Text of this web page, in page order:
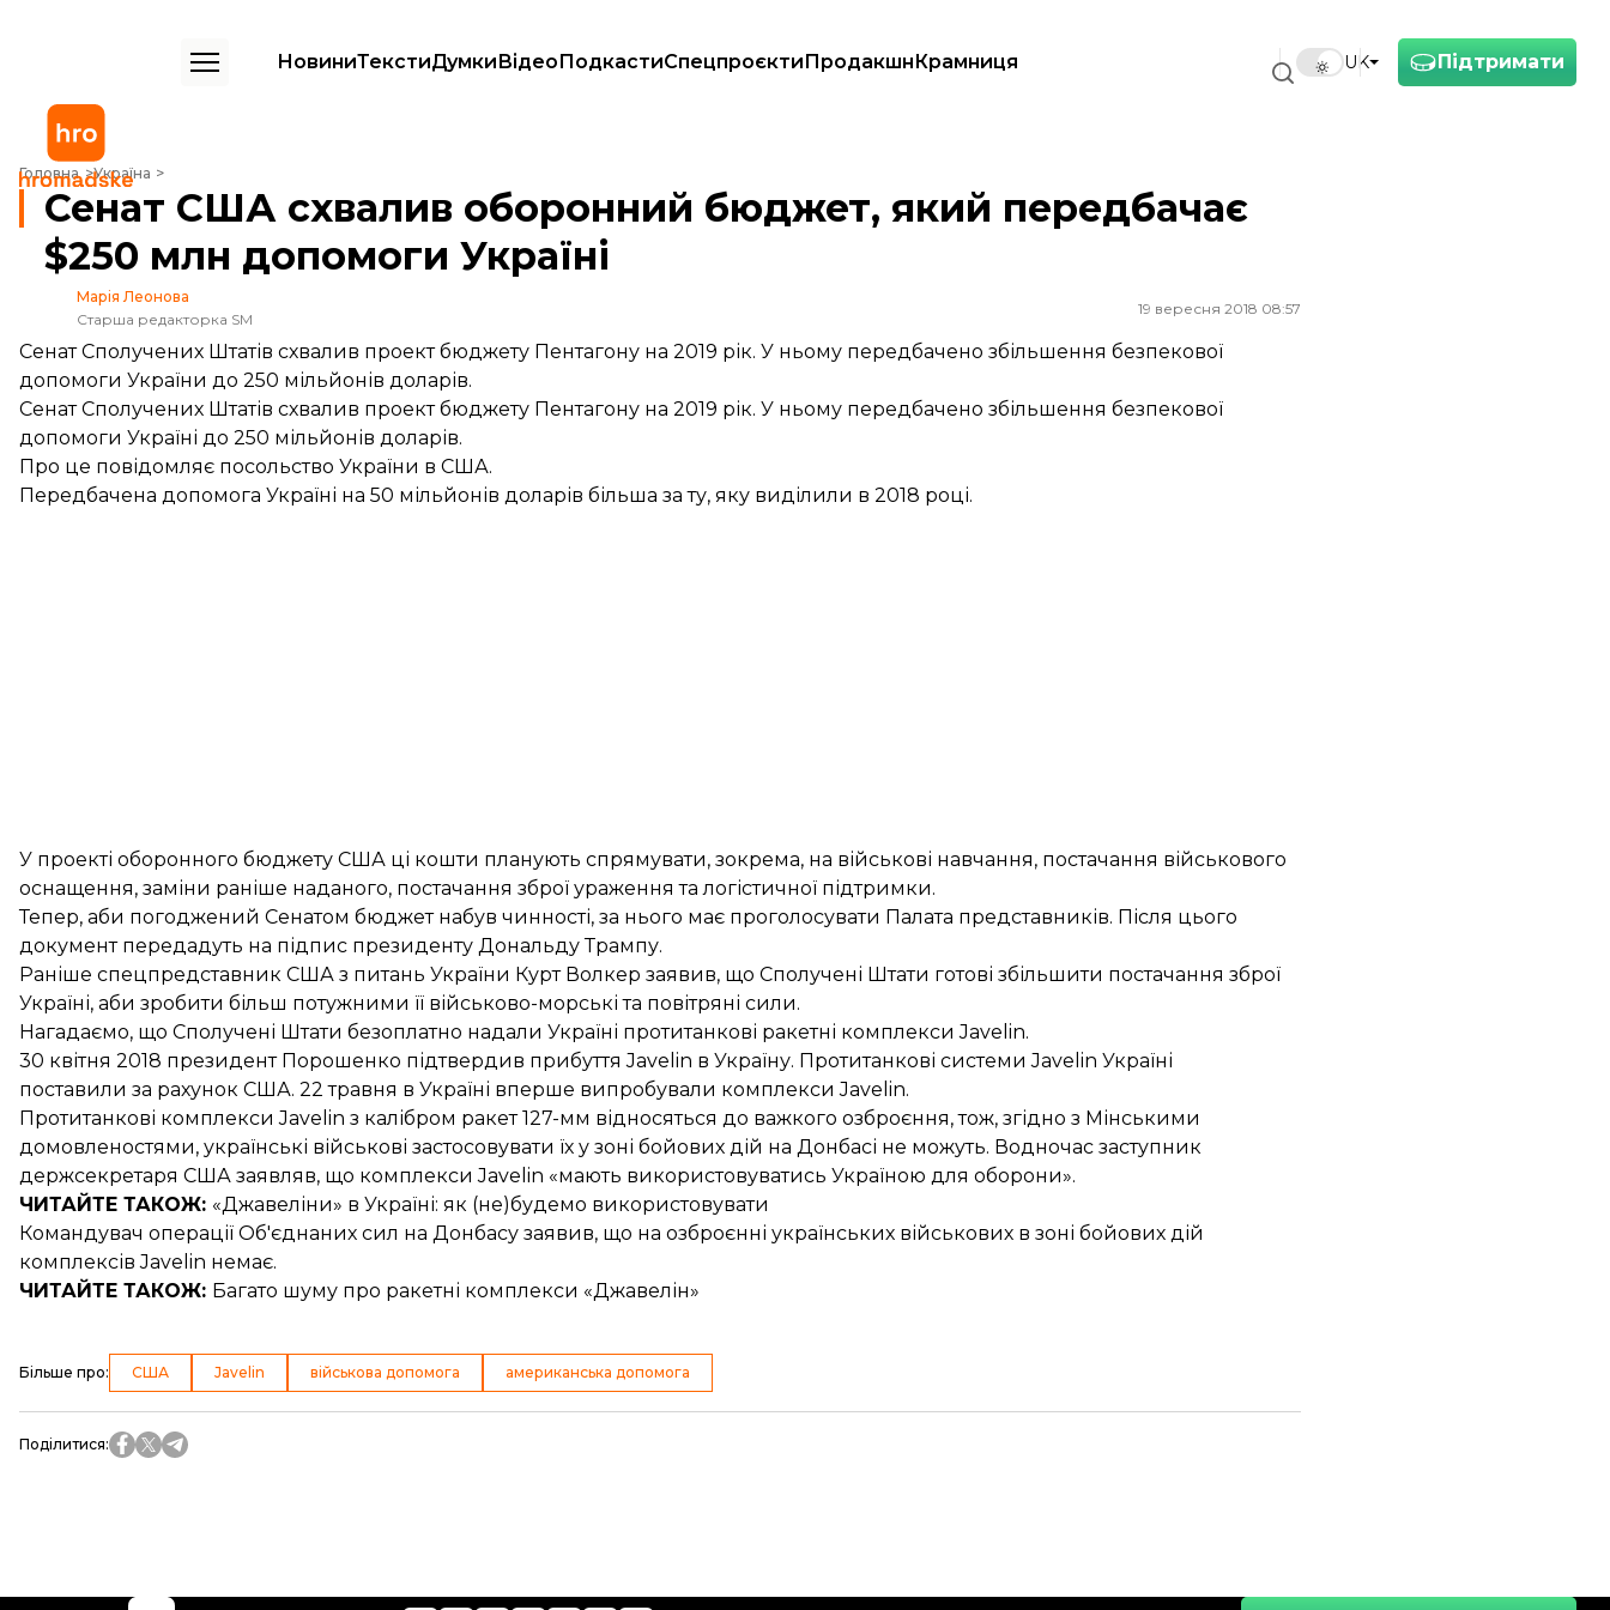
Підтримати
UK
НовиниТекстиДумкиВідеоПодкастиСпецпроєктиПродакшнКрамниця
Головна Україна
Сенат США схвалив оборонний бюджет, який передбачає $250 млн допомоги Україні
Сенат США схвалив оборонний бюджет, який передбачає
$250 млн допомоги Україні
Марія Леонова
Старша редакторка SM
19 вересня 2018 08:57
Сенат Сполучених Штатів схвалив проект бюджету Пентагону на 2019 рік. У ньому передбачено збільшення безпекової
допомоги України до 250 мільйонів доларів.
Сенат Сполучених Штатів схвалив проект бюджету Пентагону на 2019 рік. У ньому передбачено збільшення безпекової
допомоги Україні до 250 мільйонів доларів.
Про це повідомляє посольство України в США.
Передбачена допомога Україні на 50 мільйонів доларів більша за ту, яку виділили в 2018 році.
У проекті оборонного бюджету США ці кошти планують спрямувати, зокрема, на військові навчання, постачання військового
оснащення, заміни раніше наданого, постачання зброї ураження та логістичної підтримки.
Тепер, аби погоджений Сенатом бюджет набув чинності, за нього має проголосувати Палата представників. Після цього
документ передадуть на підпис президенту Дональду Трампу.
Раніше спецпредставник США з питань України Курт Волкер заявив, що Сполучені Штати готові збільшити постачання зброї
Україні, аби зробити більш потужними її військово-морські та повітряні сили.
Нагадаємо, що Сполучені Штати безоплатно надали Україні протитанкові ракетні комплекси Javelin.
30 квітня 2018 президент Порошенко підтвердив прибуття Javelin в Україну. Протитанкові системи Javelin Україні
поставили за рахунок США. 22 травня в Україні вперше випробували комплекси Javelin.
Протитанкові комплекси Javelin з калібром ракет 127-мм відносяться до важкого озброєння, тож, згідно з Мінськими
домовленостями, українські військові застосовувати їх у зоні бойових дій на Донбасі не можуть. Водночас заступник
держсекретаря США заявляв, що комплекси Javelin «мають використовуватись Україною для оборони».
ЧИТАЙТЕ ТАКОЖ: «Джавеліни» в Україні: як (не)будемо використовувати
Командувач операції Об'єднаних сил на Донбасу заявив, що на озброєнні українських військових в зоні бойових дій
комплексів Javelin немає.
ЧИТАЙТЕ ТАКОЖ: Багато шуму про ракетні комплекси «Джавелін»
Більше про: США Javelin військова допомога американська допомога
Поділитися: